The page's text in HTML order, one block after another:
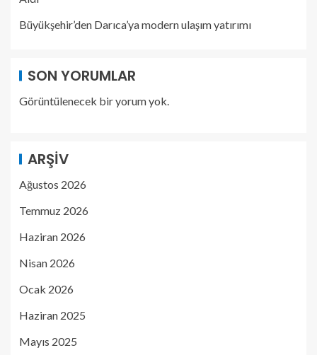
Büyükşehir’den Darıca’ya modern ulaşım yatırımı
SON YORUMLAR
Görüntülenecek bir yorum yok.
ARŞIV
Ağustos 2026
Temmuz 2026
Haziran 2026
Nisan 2026
Ocak 2026
Haziran 2025
Mayıs 2025